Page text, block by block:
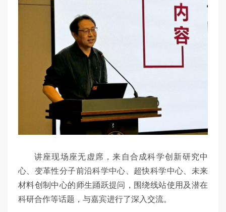
讲座现场座无虚席，来自合成科学创新研究中
心、变革性分子前沿科学中心、超快科学中心、未来
材料创制中心的师生踊跃提问，围绕线站使用及潜在
科研合作等话题，与嘉宾进行了深入交流。